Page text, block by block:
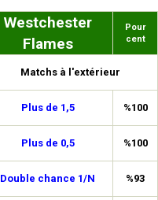
Westchester
Flames
Pour
cent
Matchs à l'extérieur
Plus de 1,5 %100
Plus de 0,5 %100
Double chance 1/N %93